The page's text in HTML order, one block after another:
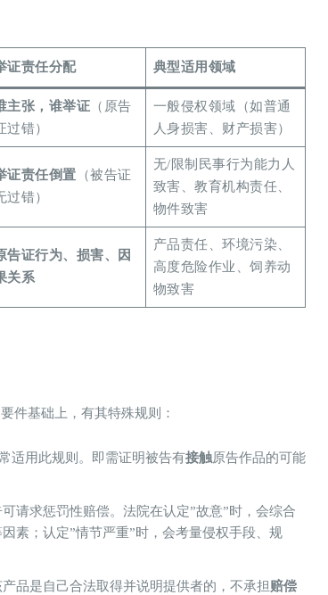
证责任分配​ ​典型适用领域​
主张，谁举证​ ​（原告
过错）
一般侵权领域（如普通
人身损害、财产损害）
证责任倒置​ ​（被告证
过错）
无/限制民事行为能力人
致害、教育机构责任、
物件致害
告证行为、损害、因
关系​
产品责任、环境污染、
高度危险作业、饲养动
物致害
件基础上，有其特殊规则：
适用此规则。即需证明被告有​​接触​​原告作品的可能
请求惩罚性赔偿。法院在认定”故意”时，会综合
素；认定”情节严重”时，会考量侵权手段、规
品是自己合法取得并说明提供者的，不承担​​赔偿